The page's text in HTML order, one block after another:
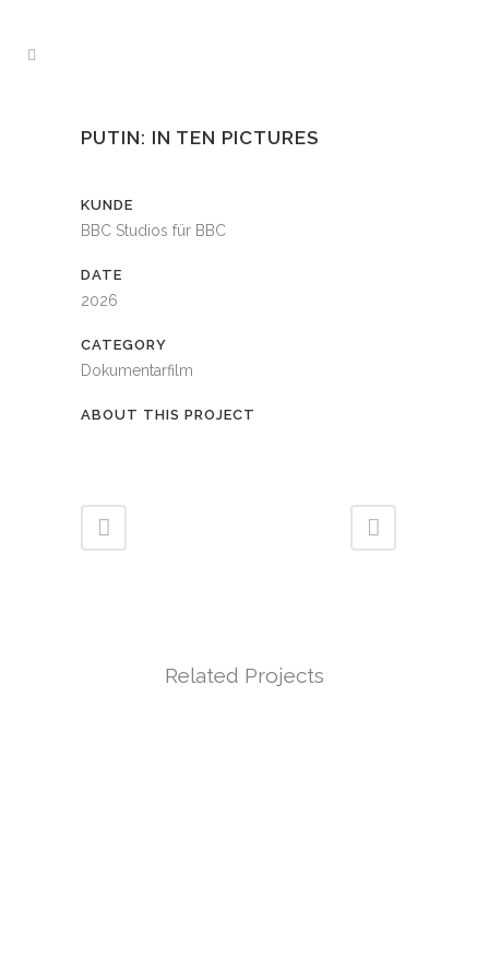
PUTIN: IN TEN PICTURES
KUNDE
BBC Studios für BBC
DATE
2026
CATEGORY
Dokumentarfilm
ABOUT THIS PROJECT
Related Projects